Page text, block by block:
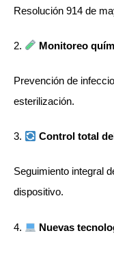
Resolución 914 de
2️. Monitoreo
Prevención de
esterilización.
3️. Control total
Seguimiento integral
dispositivo.
4️. Nuevas